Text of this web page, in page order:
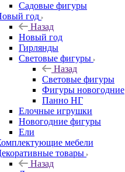
Садовые фигуры
год
Назад
Новый год
Гирлянды
Световые фигуры
Назад
Световые фигуры
Фигуры новогодние
Панно НГ
Елочные игрушки
Новогодние фигуры
Ели
мебели
товары
Назад